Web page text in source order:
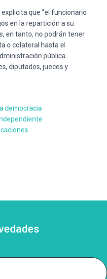
que “el funcionario
en la repartición a su
en tanto, no podrán tener
o colateral hasta el
pública.
diputados, jueces y
democracia